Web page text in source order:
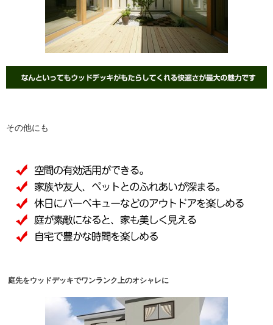
その他にも
庭先をウッドデッキでワンランク上のオシャレに